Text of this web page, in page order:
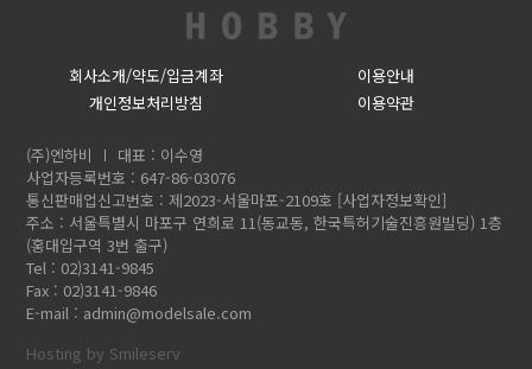
회사소개/약도/입금계좌
이용안내
개인정보처리방침
이용약관
(주)엔하비
대표 : 이수영
사업자등록번호 : 647-86-03076
통신판매업신고번호 : 제2023-서울마포-2109호 [사업자정보확인]
주소 : 서울특별시 마포구 연희로 11(동교동, 한국특허기술진흥원빌딩) 1층
(홍대입구역 3번 출구)
Tel : 02)3141-9845
Fax : 02)3141-9846
E-mail : admin@modelsale.com
Hosting by Smileserv